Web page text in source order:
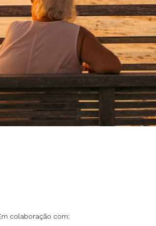
colaboração com: